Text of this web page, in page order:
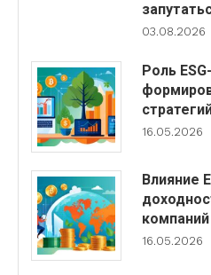
03.08.2026
Роль
16.05.2026
Влияние
16.05.2026